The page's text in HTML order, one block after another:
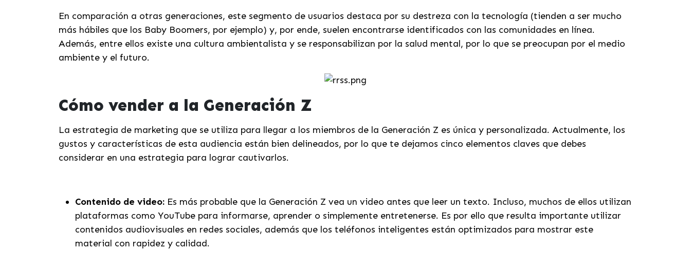
En comparación a otras generaciones, este segmento de usuarios destaca por su destreza con la tecnología (tienden a ser mucho
más hábiles que los Baby Boomers, por ejemplo) y, por ende, suelen encontrarse identificados con las comunidades en línea.
Además, entre ellos existe una cultura ambientalista y se responsabilizan por la salud mental, por lo que se preocupan por el medio
ambiente y el futuro.
Cómo vender a la Generación Z
La estrategia de marketing que se utiliza para llegar a los miembros de la Generación Z es única y personalizada. Actualmente, los
gustos y características de esta audiencia están bien delineados, por lo que te dejamos cinco elementos claves que debes
considerar en una estrategia para lograr cautivarlos.
Contenido de video: Es más probable que la Generación Z vea un video antes que leer un texto. Incluso, muchos de ellos utilizan
plataformas como YouTube para informarse, aprender o simplemente entretenerse. Es por ello que resulta importante utilizar
contenidos audiovisuales en redes sociales, además que los teléfonos inteligentes están optimizados para mostrar este
material con rapidez y calidad.